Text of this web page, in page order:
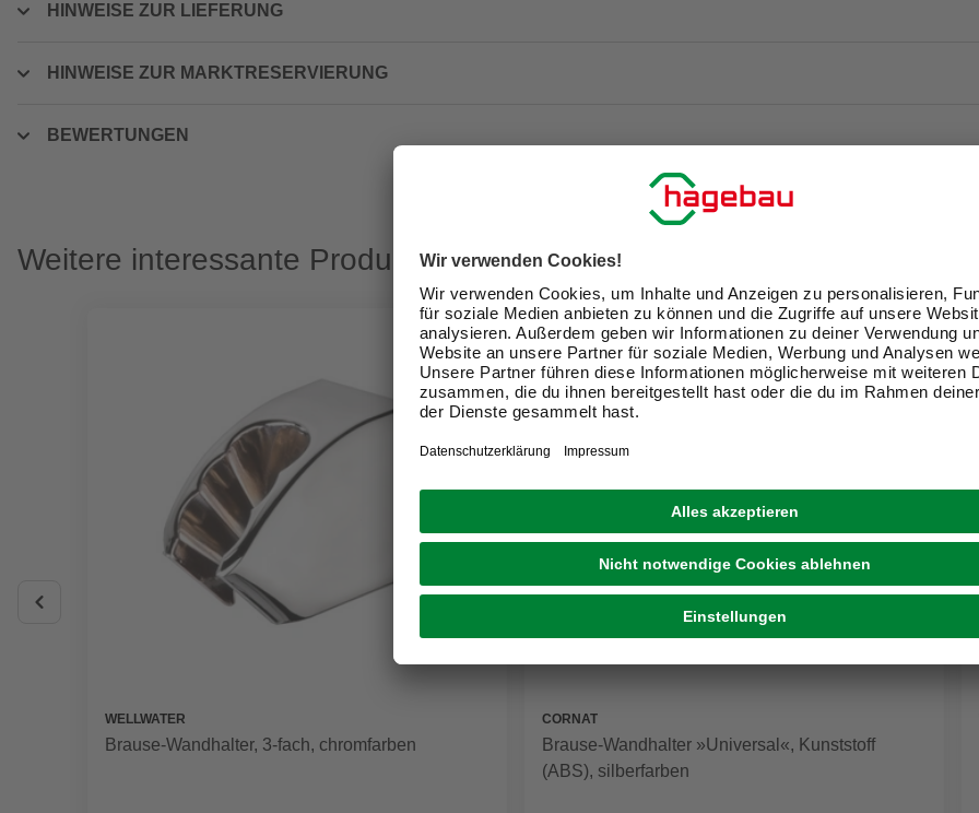
HINWEISE ZUR LIEFERUNG
HINWEISE ZUR MARKTRESERVIERUNG
BEWERTUNGEN
Weitere interessante Produkte
WELLWATER
Brause-Wandhalter, 3-fach, chromfarben
CORNAT
Brause-Wandhalter »Universal«, Kunststoff
(ABS), silberfarben